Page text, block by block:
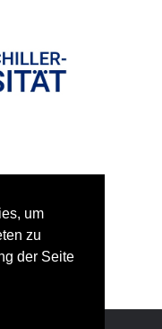
um
zu
der Seite